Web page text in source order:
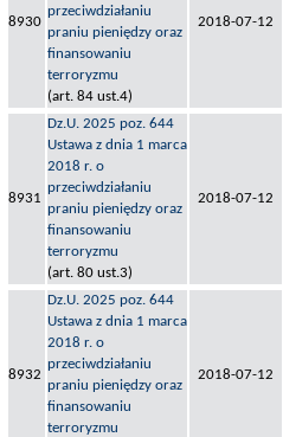
8930
przeciwdziałaniu
praniu pieniędzy oraz
finansowaniu
terroryzmu
(art. 84 ust.4)
2018-07-12
8931
Dz.U. 2025 poz. 644
Ustawa z dnia 1 marca
2018 r. o
przeciwdziałaniu
praniu pieniędzy oraz
finansowaniu
terroryzmu
(art. 80 ust.3)
2018-07-12
8932
Dz.U. 2025 poz. 644
Ustawa z dnia 1 marca
2018 r. o
przeciwdziałaniu
praniu pieniędzy oraz
finansowaniu
terroryzmu
2018-07-12